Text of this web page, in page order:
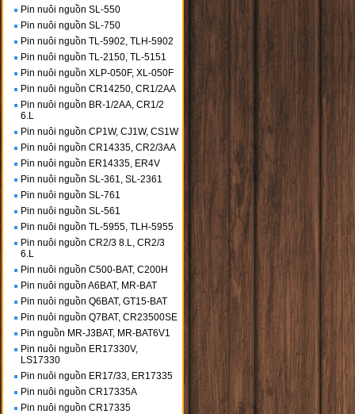
Pin nuôi nguồn SL-550
Pin nuôi nguồn SL-750
Pin nuôi nguồn TL-5902, TLH-5902
Pin nuôi nguồn TL-2150, TL-5151
Pin nuôi nguồn XLP-050F, XL-050F
Pin nuôi nguồn CR14250, CR1/2AA
Pin nuôi nguồn BR-1/2AA, CR1/2
6.L
Pin nuôi nguồn CP1W, CJ1W, CS1W
Pin nuôi nguồn CR14335, CR2/3AA
Pin nuôi nguồn ER14335, ER4V
Pin nuôi nguồn SL-361, SL-2361
Pin nuôi nguồn SL-761
Pin nuôi nguồn SL-561
Pin nuôi nguồn TL-5955, TLH-5955
Pin nuôi nguồn CR2/3 8.L, CR2/3
6.L
Pin nuôi nguồn C500-BAT, C200H
Pin nuôi nguồn A6BAT, MR-BAT
Pin nuôi nguồn Q6BAT, GT15-BAT
Pin nuôi nguồn Q7BAT, CR23500SE
Pin nguồn MR-J3BAT, MR-BAT6V1
Pin nuôi nguồn ER17330V,
LS17330
Pin nuôi nguồn ER17/33, ER17335
Pin nuôi nguồn CR17335A
Pin nuôi nguồn CR17335